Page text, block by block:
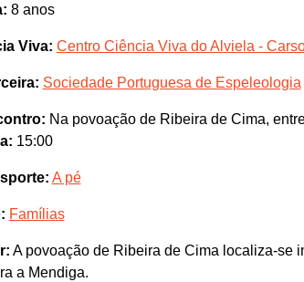
8 anos
Viva: Centro Ciência Viva do Alviela -
Sociedade Portuguesa de Espeleologia
Na povoação de Ribeira de Cima,
15:00
A pé
Famílias
A povoação de Ribeira de Cima localiza-se
a Mendiga.